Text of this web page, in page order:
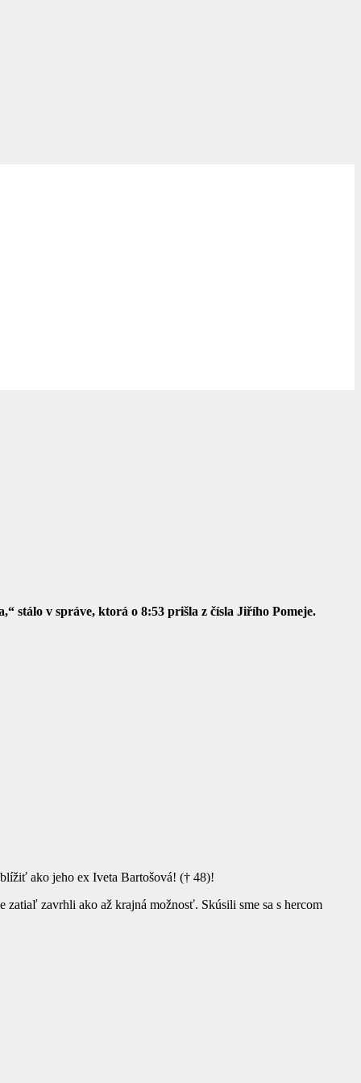
stálo v správe, ktorá o 8:53 prišla z čísla Jiřího Pomeje.
ako jeho ex Iveta Bartošová! († 48)!
zavrhli ako až krajná možnosť. Skúsili sme sa s hercom